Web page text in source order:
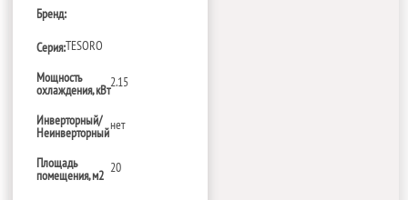
Бренд:
Серия:TESORO
Мощность
охлаждения, кВт
2.15
Инверторный/
Неинверторный
нет
Площадь
помещения, м2
20